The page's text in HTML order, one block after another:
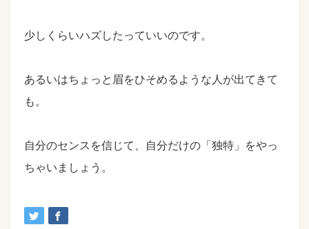
少しくらいハズしたっていいのです。
あるいはちょっと眉をひそめるような人が出てきて
も。
自分のセンスを信じて、自分だけの「独特」をやっ
ちゃいましょう。